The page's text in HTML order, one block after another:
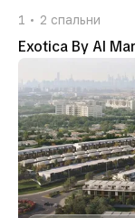
1 2 спальни
Exotica By Al